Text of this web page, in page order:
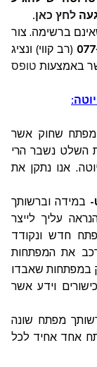
לחץ כאן.
ברשימה. צור
(רב קווי) ונציג
באמצעות טופס
שחוק אשר
השלט נשבר הרי
אנו נתקן את
במידה וברשותך
עליך לייצר
חדש ונקודד
את המפתחות
במפתחות שאבדו
וידע אשר
מפתח שונה
אחד אחיד לכל